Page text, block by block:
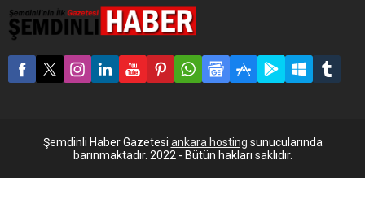
harekât düzenleme riski
olduğunu, ancak Suriye
güçlerinin bu saldırılara
güçlü bir şekilde karşı
koyacağını söyledi. Şam’da
Şemdinli Haber Gazetesi ankara hosting sunucularında
barınmaktadır. 2022 - Bütün hakları saklıdır.